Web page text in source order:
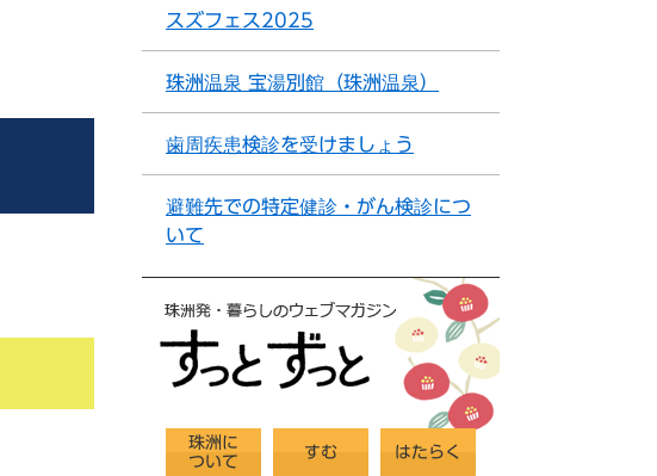
スズフェス2025
珠洲温泉 宝湯別館（珠洲温泉）
歯周疾患検診を受けましょう
避難先での特定健診・がん検診につ
いて
珠洲に
ついて
すむ はたらく